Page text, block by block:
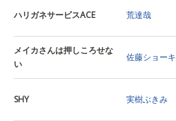
ハリガネサービスACE 荒達哉
メイカさんは押しころせな
い
佐藤ショーキ
SHY 実樹ぶきみ